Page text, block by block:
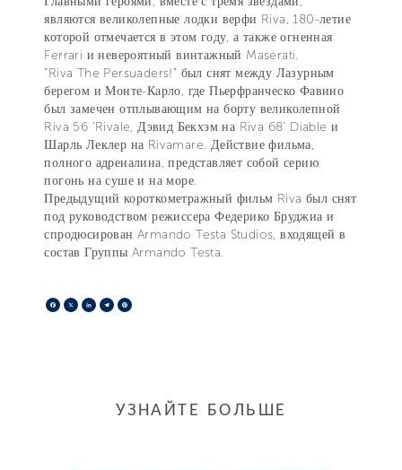
являются великолепные лодки верфи Riva, 180-летие
которой отмечается в этом году, а также огненная
Ferrari и невероятный винтажный Maserati.
“Riva The Persuaders!” был снят между Лазурным
берегом и Монте-Карло, где Пьерфранческо Фавино
был замечен отплывающим на борту великолепной
Riva 56 'Rivale, Дэвид Бекхэм на Riva 68' Diable и
Шарль Леклер на Rivamare. Действие фильма,
полного адреналина, представляет собой серию
погонь на суше и на море.
Предыдущий короткометражный фильм Riva был снят
под руководством режиссера Федерико Бруджиа и
спродюсирован Armando Testa Studios, входящей в
состав Группы Armando Testa.
Facebook
X LinkedIn
Telegram
УЗНАЙТЕ БОЛЬШЕ